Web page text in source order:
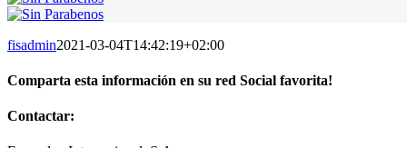
fisadmin2021-03-04T14:42:19+02:00
Comparta esta información en su red Social favorita!
Facebook
X
Reddit
LinkedIn
WhatsApp
Tumblr
Pinterest
Vk
Correo
Contactar: